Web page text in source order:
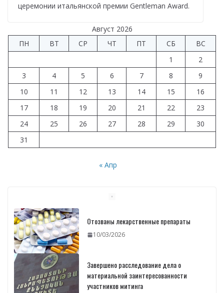
церемонии итальянской премии Gentleman Award.
Август 2026
ПН
ВТ СР ЧТ ПТ СБ
ВС
1
2
3
4 5 6 7 8
9
10
11 12 13 14 15
16
17
18 19 20 21 22
23
24
25 26 27 28 29
30
31
« Апр
Отозваны лекарственные препараты
10/03/2026
Завершено расследование дела о
материальной заинтересованности
участников митинга